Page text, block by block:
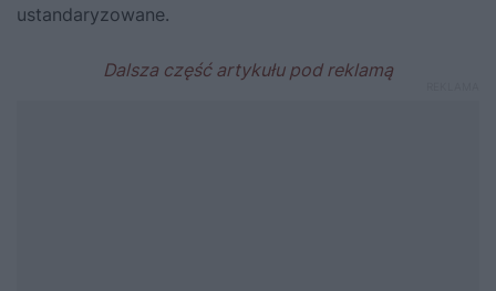
ustandaryzowane.